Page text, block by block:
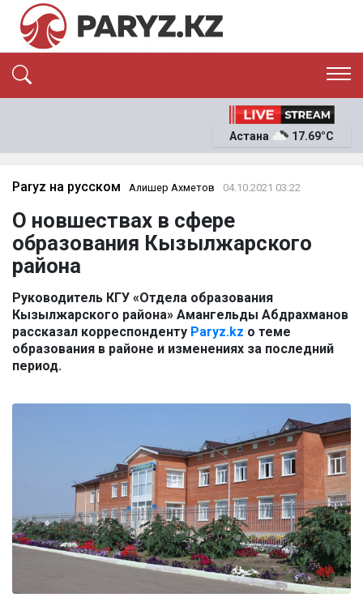
ЭКОНОМИКА
ОҚИҒА
News
Астана 17.69°C
Paryz на русском Алишер Ахметов 04.10.2021 03:22
О новшествах в сфере
образования Кызылжарского
района
Руководитель КГУ «Отдела образования
Кызылжарского района» Амангельды Абдрахманов
рассказал корреспонденту Paryz.kz о теме
образования в районе и изменениях за последний
период.